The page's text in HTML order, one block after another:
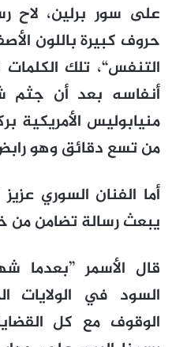
على سور برلين، لاح
حروف كبيرة باللون
التنفس“، تلك
أنفاسه بعد أن
منيابوليس الأمريكية
من تسع دقائق وهو
أما الفنان السوري
يبعث رسالة تضامن من
قال الأسمر ”بعدما
السود في الولايات
الوقوف مع كل